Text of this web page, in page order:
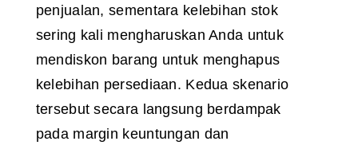
penjualan, sementara kelebihan stok
sering kali mengharuskan Anda untuk
mendiskon barang untuk menghapus
kelebihan persediaan. Kedua skenario
tersebut secara langsung berdampak
pada margin keuntungan dan